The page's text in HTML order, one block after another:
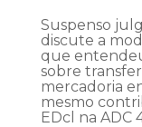
Suspenso
discute a
que
sobre
mercadoria
mesmo
EDcl na ADC